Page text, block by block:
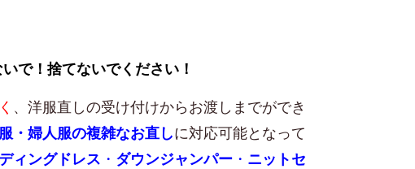
で！捨てないでください！
、洋服直しの受け付けからお渡しまでができ
・婦人服の複雑なお直しに対応可能となって
ィングドレス ・ ダウンジャンパー ・ ニットセ